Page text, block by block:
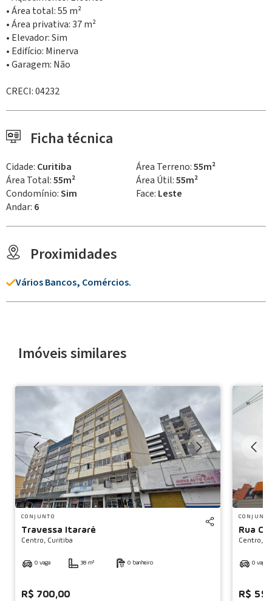
• Área total: 55 m²
• Área privativa: 37 m²
• Elevador: Sim
• Edifício: Minerva
• Garagem: Não
CRECI: 04232
Ficha técnica
Cidade: Curitiba Área Terreno:55m²
Área Total:55m² Área Útil:55m²
Condomínio:Sim Face: Leste
Andar: 6
Proximidades
Vários Bancos, Comércios.
Imóveis similares
CONJUNTO
Travessa Itararé
Centro, Curitiba
0 vaga 38 m² 0 banheiro
R$ 700,00
CONJUNTO
Rua
Centro,
0 vaga
R$